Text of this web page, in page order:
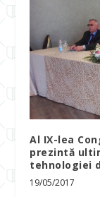
Al IX-lea
prezintă
tehnologiei
19/05/2017